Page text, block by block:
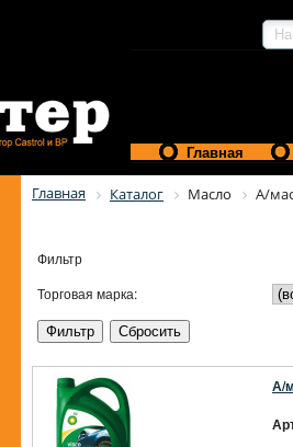
Главная
Главная Каталог Масло А/
Фильтр
Торговая марка:
А/